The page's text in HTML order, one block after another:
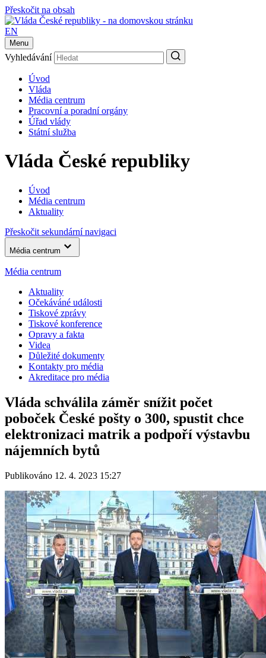
Přeskočit na obsah
EN
Menu
Vyhledávání
Úvod
Vláda
Média centrum
Pracovní a poradní orgány
Úřad vlády
Státní služba
Vláda České republiky
Úvod
Média centrum
Aktuality
Přeskočit sekundární navigaci
Média centrum
Média centrum
Aktuality
Očekáváné události
Tiskové zprávy
Tiskové konference
Opravy a fakta
Videa
Důležité dokumenty
Kontakty pro média
Akreditace pro média
Vláda schválila záměr snížit počet
poboček České pošty o 300, spustit chce
elektronizaci matrik a podpoří výstavbu
nájemních bytů
Publikováno 12. 4. 2023 15:27